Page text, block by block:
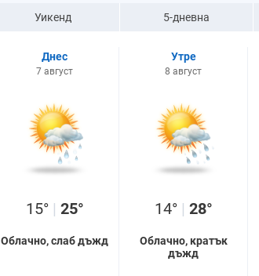
Уикенд 5-дневна
Днес
7 август
15° | 25°
Облачно, слаб дъжд
Утре
8 август
14° | 28°
Облачно, кратък
дъжд